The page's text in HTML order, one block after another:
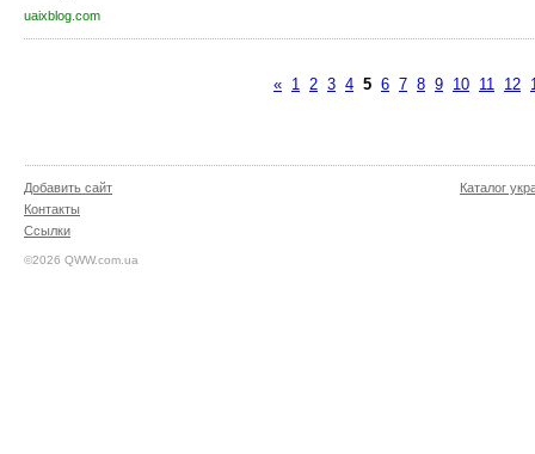
uaixblog.com
« 1 2 3 4 5 6 7 8 9 10 11 12
Добавить сайт
Контакты
Ссылки
©2026 QWW.com.ua
Каталог